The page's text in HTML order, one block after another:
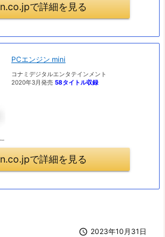
で詳細を見る
PCエンジン mini
コナミデジタルエンタテインメント
2020年3月発売 58タイトル収録
で詳細を見る
 2023年10月31日